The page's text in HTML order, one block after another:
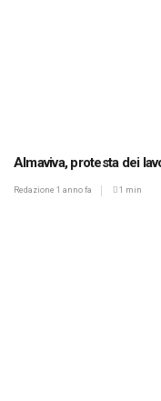
Almaviva, protesta dei
Redazione 1 anno fa 1 min